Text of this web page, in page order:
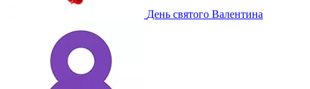
День святого Валентина